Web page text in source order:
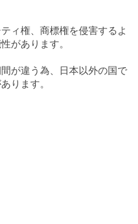
ィ権、商標権を侵害するよ
があります。
が違う為、日本以外の国で
ります。